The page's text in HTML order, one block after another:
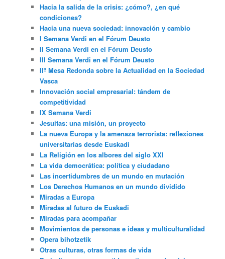
Hacia la salida de la crisis: ¿cómo?, ¿en qué
condiciones?
Hacia una nueva sociedad: innovación y cambio
I Semana Verdi en el Fórum Deusto
II Semana Verdi en el Fórum Deusto
III Semana Verdi en el Fórum Deusto
IIº Mesa Redonda sobre la Actualidad en la Sociedad
Vasca
Innovación social empresarial: tándem de
competitividad
IX Semana Verdi
Jesuitas: una misión, un proyecto
La nueva Europa y la amenaza terrorista: reflexiones
universitarias desde Euskadi
La Religión en los albores del siglo XXI
La vida democrática: política y ciudadano
Las incertidumbres de un mundo en mutación
Los Derechos Humanos en un mundo dividido
Miradas a Europa
Miradas al futuro de Euskadi
Miradas para acompañar
Movimientos de personas e ideas y multiculturalidad
Opera bihotzetik
Otras culturas, otras formas de vida